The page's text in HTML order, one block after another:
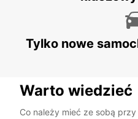
Tylko nowe
Warto wiedzieć
Co należy mieć ze sobą